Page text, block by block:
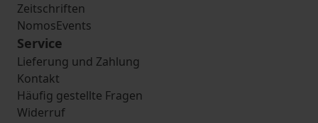
Zeitschriften
NomosEvents
Service
Lieferung und Zahlung
Kontakt
Häufig gestellte Fragen
Widerruf